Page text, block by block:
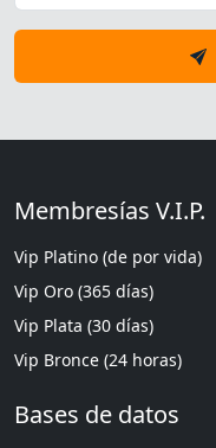
Membresías V.I.P.
Vip Platino (de por vida)
Vip Oro (365 días)
Vip Plata (30 días)
Vip Bronce (24 horas)
Bases de datos